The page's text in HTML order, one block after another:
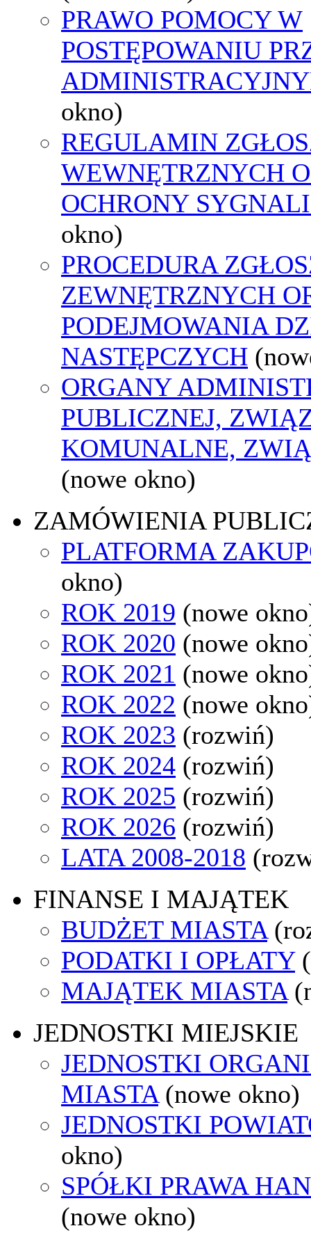
PRAWO POMOCY W
POSTĘPOWANIU
okno)
REGULAMIN
WEWNĘTRZNYCH
OCHRONY
okno)
PROCEDURA
ZEWNĘTRZNYCH
PODEJMOWANIA
NASTĘPCZYCH
ORGANY
PUBLICZNEJ,
KOMUNALNE,
(nowe okno)
ZAMÓWIENIA
PLATFORMA
okno)
ROK 2019 (nowe
ROK 2020 (nowe
ROK 2021 (nowe
ROK 2022 (nowe
ROK 2023 (rozwiń)
ROK 2024 (rozwiń)
ROK 2025 (rozwiń)
ROK 2026 (rozwiń)
LATA 2008-2018
FINANSE I MAJĄTEK
BUDŻET MIASTA
PODATKI I OPŁATY
MAJĄTEK MIASTA
JEDNOSTKI MIEJSKIE
JEDNOSTKI
MIASTA (nowe okno)
JEDNOSTKI
okno)
SPÓŁKI PRAWA
(nowe okno)